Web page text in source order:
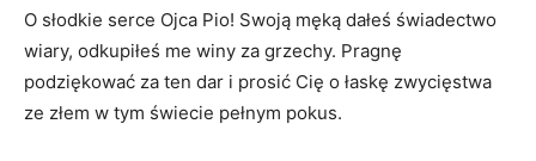
O słodkie serce Ojca Pio! Swoją męką dałeś świadectwo
wiary, odkupiłeś me winy za grzechy. Pragnę
podziękować za ten dar i prosić Cię o łaskę zwycięstwa
ze złem w tym świecie pełnym pokus.